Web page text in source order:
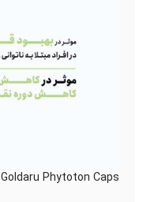
Goldaru Phytoton Caps